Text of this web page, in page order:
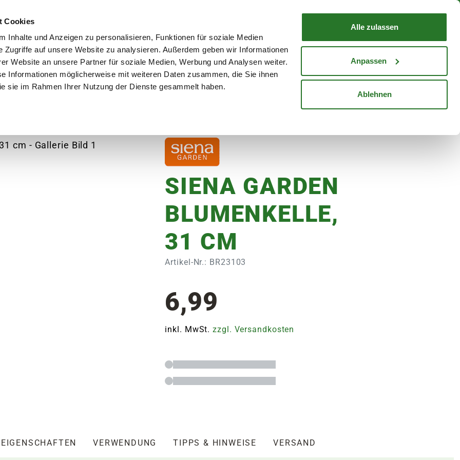
Cookies
Inhalte und Anzeigen zu personalisieren, Funktionen für soziale Medien
Zugriffe auf unsere Website zu analysieren. Außerdem geben wir Informationen
Website an unsere Partner für soziale Medien, Werbung und Analysen weiter.
Informationen möglicherweise mit weiteren Daten zusammen, die Sie ihnen
sie im Rahmen Ihrer Nutzung der Dienste gesammelt haben.
Alle zulassen
Anpassen
Ablehnen
Mein KontoStandorte
WARENKORB
Garten Aktuelles Ratgeber Gutscheine Karriere
Rechen
SIENA GARDEN
BLUMENKELLE,
31 CM
Artikel-Nr.: BR23103
6,99
inkl. MwSt.zzgl. Versandkosten
EIGENSCHAFTEN VERWENDUNG TIPPS & HINWEISE VERSAND